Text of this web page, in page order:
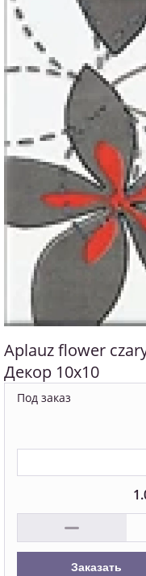
Aplauz flower
Декор 10x10
Под заказ
Заказать